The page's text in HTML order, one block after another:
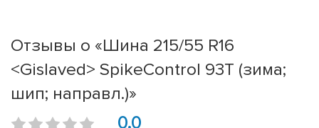
Отзывы о «Шина 215/55 R16
<Gislaved> SpikeControl 93T (зима;
шип; направл.)»
0.0